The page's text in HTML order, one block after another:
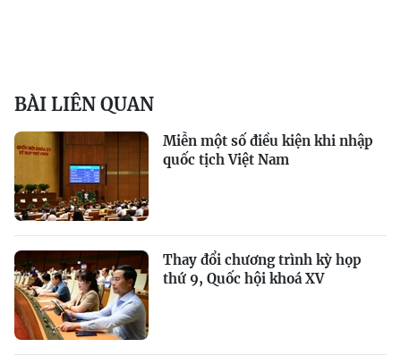
BÀI LIÊN QUAN
Miễn một số điều kiện khi nhập
quốc tịch Việt Nam
Thay đổi chương trình kỳ họp
thứ 9, Quốc hội khoá XV